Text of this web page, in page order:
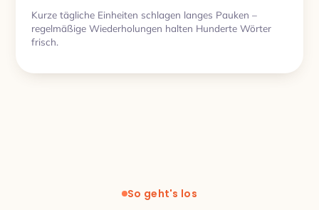
Kurze tägliche Einheiten schlagen langes Pauken –
regelmäßige Wiederholungen halten Hunderte Wörter
frisch.
So geht's los